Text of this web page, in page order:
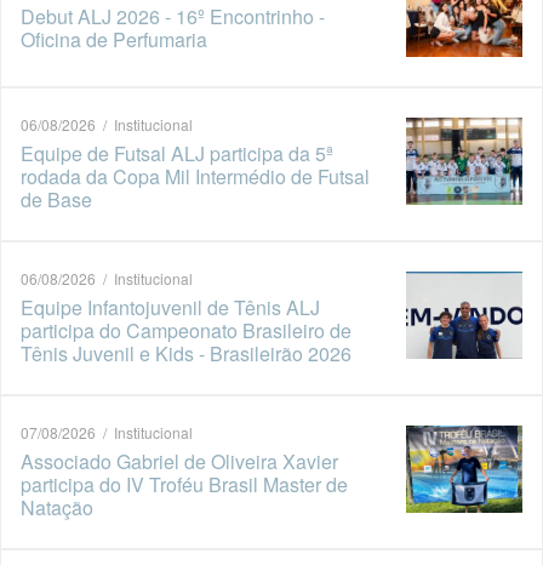
Debut ALJ 2026 - 16º Encontrinho -
Oficina de Perfumaria
06/08/2026 / Institucional
Equipe de Futsal ALJ participa da 5ª
rodada da Copa Mil Intermédio de Futsal
de Base
06/08/2026 / Institucional
Equipe Infantojuvenil de Tênis ALJ
participa do Campeonato Brasileiro de
Tênis Juvenil e Kids - Brasileirão 2026
07/08/2026 / Institucional
Associado Gabriel de Oliveira Xavier
participa do IV Troféu Brasil Master de
Natação